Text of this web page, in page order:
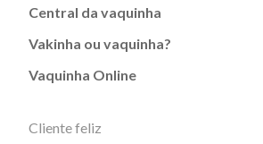
Central da vaquinha
Vakinha ou vaquinha?
Vaquinha Online
Cliente feliz